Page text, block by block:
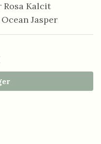
Kalcit
Jasper